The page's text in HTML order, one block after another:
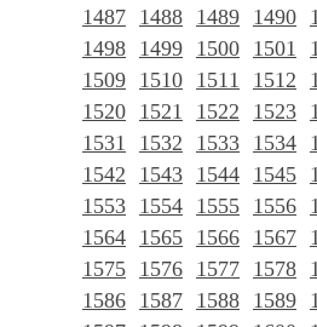
1487 1488 1489 1490
1498 1499 1500 1501
1509 1510 1511 1512
1520 1521 1522 1523
1531
1532 1533 1534
1542
1543 1544 1545
1553 1554 1555 1556
1564 1565 1566 1567
1575 1576 1577 1578
1586 1587 1588 1589